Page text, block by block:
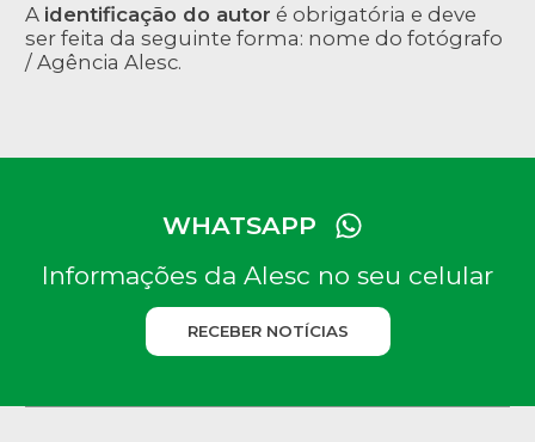
A identificação do autor é obrigatória e deve
ser feita da seguinte forma: nome do fotógrafo
/ Agência Alesc.
WHATSAPP
Informações da Alesc no seu celular
RECEBER NOTÍCIAS